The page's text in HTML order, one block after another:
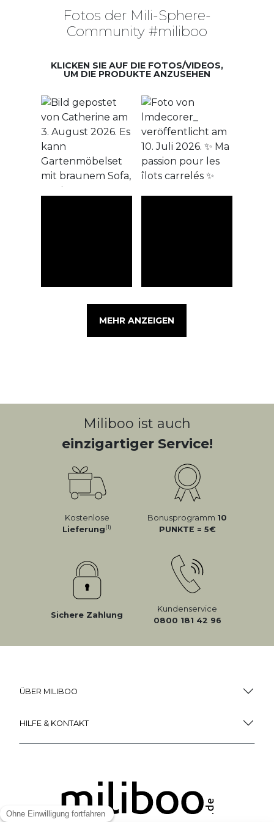
Fotos der Mili-Sphere-
Community #miliboo
KLICKEN SIE AUF DIE FOTOS/VIDEOS,
UM DIE PRODUKTE ANZUSEHEN
MEHR ANZEIGEN
Miliboo ist auch
einzigartiger Service!
Kostenlose
Lieferung(1)
Bonusprogramm 10
PUNKTE = 5
Sichere Zahlung
Kundenservice
0800 181 42 96
ÜBER MILIBOO
HILFE & KONTAKT